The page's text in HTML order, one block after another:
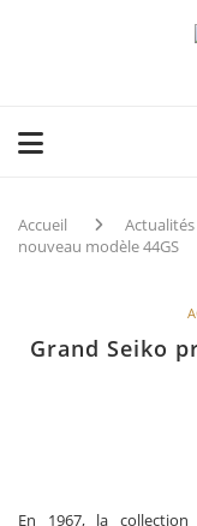
Accueil
nouveau modèle 44GS
Grand Seiko
En 1967, la collection